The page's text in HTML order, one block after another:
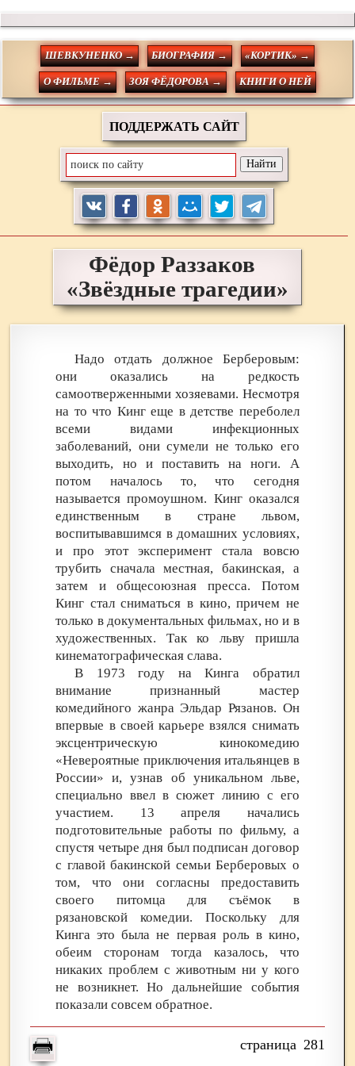
ШЕВКУНЕНКО → БИОГРАФИЯ → «КОРТИК» →
О ФИЛЬМЕ → ЗОЯ ФЁДОРОВА → КНИГИ О НЕЙ
ПОДДЕРЖАТЬ САЙТ
Фёдор Раззаков
«Звёздные трагедии»
Надо отдать должное Берберовым:
они оказались на редкость
самоотверженными хозяевами. Несмотря
на то что Кинг еще в детстве переболел
всеми видами инфекционных
заболеваний, они сумели не только его
выходить, но и поставить на ноги. А
потом началось то, что сегодня
называется промоушном. Кинг оказался
единственным в стране львом,
воспитывавшимся в домашних условиях,
и про этот эксперимент стала вовсю
трубить сначала местная, бакинская, а
затем и общесоюзная пресса. Потом
Кинг стал сниматься в кино, причем не
только в документальных фильмах, но и в
художественных. Так ко льву пришла
кинематографическая слава.
В 1973 году на Кинга обратил
внимание признанный мастер
комедийного жанра Эльдар Рязанов. Он
впервые в своей карьере взялся снимать
эксцентрическую кинокомедию
«Невероятные приключения итальянцев в
России» и, узнав об уникальном льве,
специально ввел в сюжет линию с его
участием. 13 апреля начались
подготовительные работы по фильму, а
спустя четыре дня был подписан договор
с главой бакинской семьи Берберовых о
том, что они согласны предоставить
своего питомца для съёмок в
рязановской комедии. Поскольку для
Кинга это была не первая роль в кино,
обеим сторонам тогда казалось, что
никаких проблем с животным ни у кого
не возникнет. Но дальнейшие события
показали совсем обратное.
281